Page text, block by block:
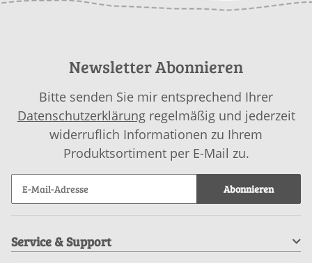
Newsletter Abonnieren
Bitte senden Sie mir entsprechend Ihrer
Datenschutzerklärungregelmäßig und jederzeit
widerruflich Informationen zu Ihrem
Produktsortiment per E-Mail zu.
Abonnieren
Service & Support